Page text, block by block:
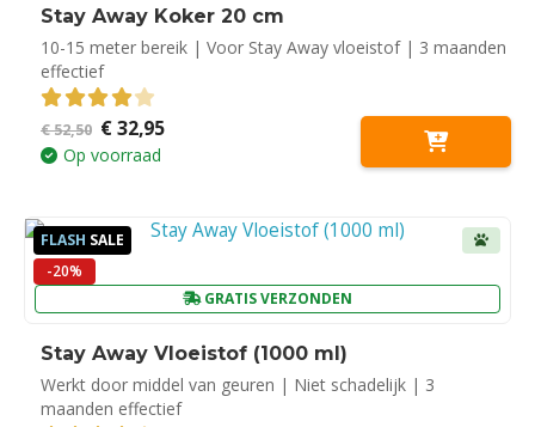
Stay Away Koker 20 cm
10-15 meter bereik | Voor Stay Away vloeistof | 3 maanden
effectief
4.00 out of 5
€52,50 Oorspronkelijke
prijs
was:
€32,95Huidige
Op voorraad
FLASH SALE
-20%
GRATIS VERZONDEN
Stay Away Vloeistof (1000 ml)
Werkt door middel van geuren | Niet schadelijk | 3
maanden effectief